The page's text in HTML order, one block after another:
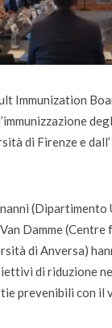
Immunization
di Firenze e
(Dipartimento
Damme
di Anversa)
di riduzione
prevenibili con il